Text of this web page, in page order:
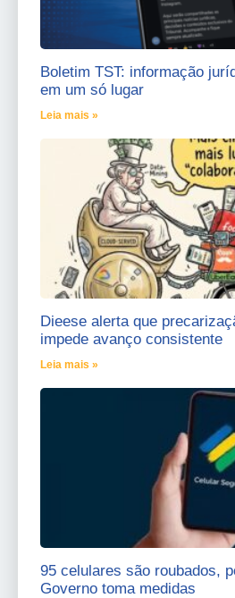
Boletim TST: informação
em um só lugar
Leia mais »
Dieese alerta que
impede avanço consistente
Leia mais »
95 celulares são roubados,
Governo toma medidas